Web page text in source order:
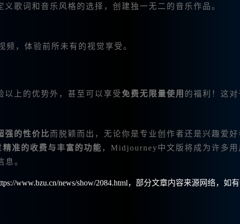
歌词和音乐风格的选择，创建独一无二的音乐作品。
，体验前所未有的视觉享受。
上的优势外，甚至可以享受免费无限量使用 的福利！这
强的性价比而脱颖而出，无论你是专业创作者还是兴趣爱
精准的收费与丰富的功能 ，Midjourney中文版将成为许多用
息。
www.bzu.cn/news/show/2084.html，部分文章内容来源网络，如